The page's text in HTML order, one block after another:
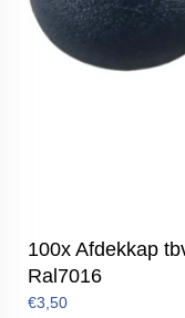
100x Afdekkap
Ral7016
€3,50